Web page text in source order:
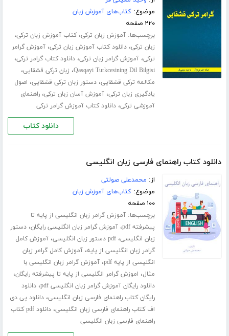
موضوع:کتاب‌های آموزش زبان
۲۲۰ صفحه
برچسب‌ها:آموزش زبان ترکی،کتاب آموزش زبان ترکی،
زبان ترکی،دانلود کتاب آموزش زبان ترکی،آموزش گرامر
ترکی،آموزش گرامر زبان ترکی،دانلود کتاب گرامر ترکی،
Qasqayi Turkcesining Dil Bilgisi، زبان ترکی قشقایی،
مکالمه ترکی قشقایی،دستور زبان ترکی قشقایی، اصول
یادگیری زبان ترکی،آموزش آسان زبان ترکی،راهنمای
آموزشی ترکی،دانلود کتاب آموزش گرامر ترکی
دانلود کتاب
دانلود کتاب راهنمای فارسی زبان انگلیسی
از: محمدعلی صولتی
موضوع:کتاب‌های آموزش زبان
۱۰۰ صفحه
برچسب‌ها:آموزش گرامر زبان انگلیسی از پایه تا
پیشرفته pdf
،آموزش گرامر زبان انگلیسی رایگان،دستور
زبان انگلیسی،pdf دستور زبان انگلیسی ،آموزش کامل
گرامر زبان انگلیسی از پایه،آموزش کامل گرامر زبان
انگلیسی از پایه pdf
،آموزش گرامر زبان انگلیسی با
مثال، اموزش گرامر انگلیسی از پایه تا پیشرفته رایگان،
دانلود رایگان آموزش گرامر زبان انگلیسی pdf ،دانلود
رایگان کتاب راهنمای فارسی زبان انگلیسی،دانلود پی دی
اف کتاب راهنمای فارسی زبان انگلیسی،
دانلود pdf کتاب
راهنمای فارسی زبان انگلیسی